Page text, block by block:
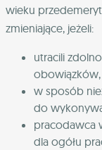
wieku
zmieniające, jeżeli:
utracili
obowiązków,
w sposób
do
pracodawca
dla ogółu